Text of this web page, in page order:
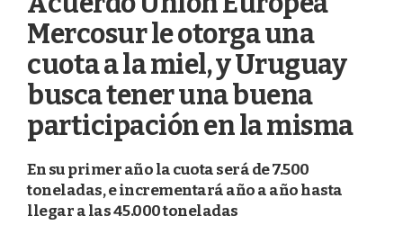
Mercosur le otorga una
cuota a la miel, y Uruguay
busca tener una buena
participación en la misma
En su primer año la cuota será de 7.500
toneladas, e incrementará año a año hasta
llegar a las 45.000 toneladas